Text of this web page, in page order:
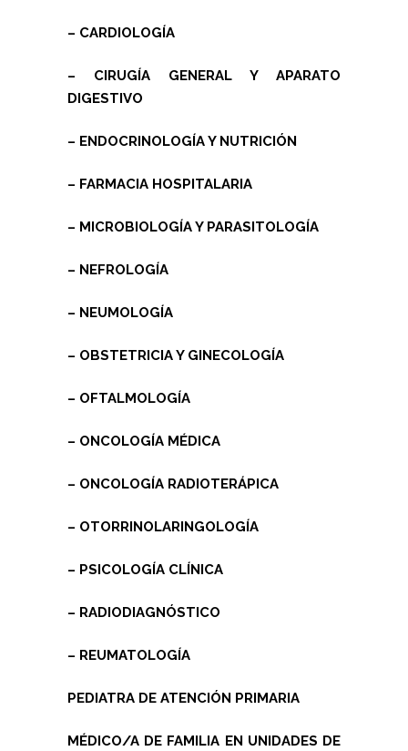
– CARDIOLOGÍA
– CIRUGÍA GENERAL Y APARATO
DIGESTIVO
– ENDOCRINOLOGÍA Y NUTRICIÓN
– FARMACIA HOSPITALARIA
– MICROBIOLOGÍA Y PARASITOLOGÍA
– NEFROLOGÍA
– NEUMOLOGÍA
– OBSTETRICIA Y GINECOLOGÍA
– OFTALMOLOGÍA
– ONCOLOGÍA MÉDICA
– ONCOLOGÍA RADIOTERÁPICA
– OTORRINOLARINGOLOGÍA
– PSICOLOGÍA CLÍNICA
– RADIODIAGNÓSTICO
– REUMATOLOGÍA
PEDIATRA DE ATENCIÓN PRIMARIA
MÉDICO/A DE FAMILIA EN UNIDADES DE